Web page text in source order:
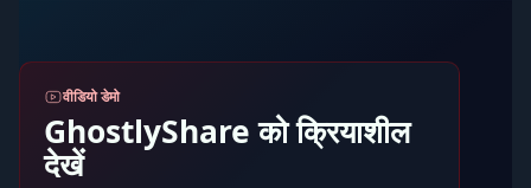
वीडियो डेमो
GhostlyShare को क्रियाशील
देखें